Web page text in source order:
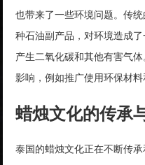
也带来了一些环境问题。传
种石油副产品，对环境造成
产生二氧化碳和其他有害气
影响，例如推广使用环保材
蜡烛文化的传承
泰国的蜡烛文化正在不断传